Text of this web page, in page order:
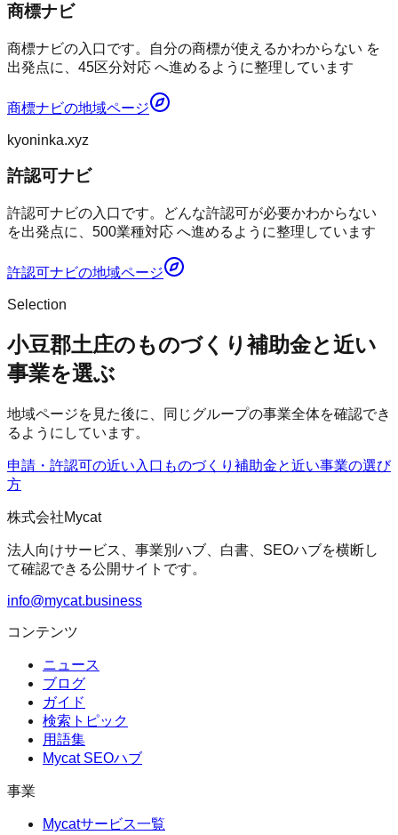
商標ナビ
商標ナビの入口です。自分の商標が使えるかわからない を
出発点に、45区分対応 へ進めるように整理しています
商標ナビの地域ページ
kyoninka.xyz
許認可ナビ
許認可ナビの入口です。どんな許認可が必要かわからない
を出発点に、500業種対応 へ進めるように整理しています
許認可ナビの地域ページ
Selection
小豆郡土庄のものづくり補助金と近い
事業を選ぶ
地域ページを見た後に、同じグループの事業全体を確認でき
るようにしています。
申請・許認可の近い入口 ものづくり補助金と近い事業の選び
方
株式会社Mycat
法人向けサービス、事業別ハブ、白書、SEOハブを横断し
て確認できる公開サイトです。
info@mycat.business
コンテンツ
ニュース
ブログ
ガイド
検索トピック
用語集
Mycat SEOハブ
事業
Mycatサービス一覧